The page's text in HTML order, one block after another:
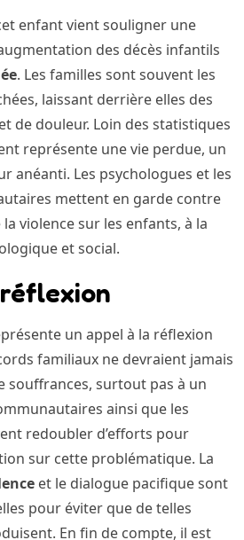
enfant vient souligner une
des décès infantils
. Les familles sont souvent les
laissant derrière elles des
de douleur. Loin des statistiques
représente une vie perdue, un
anéanti. Les psychologues et les
mettent en garde contre
violence sur les enfants, à la
et social.
un appel à la réflexion
familiaux ne devraient jamais
souffrances, surtout pas à un
ainsi que les
redoubler d’efforts pour
sur cette problématique. La
et le dialogue pacifique sont
pour éviter que de telles
En fin de compte, il est